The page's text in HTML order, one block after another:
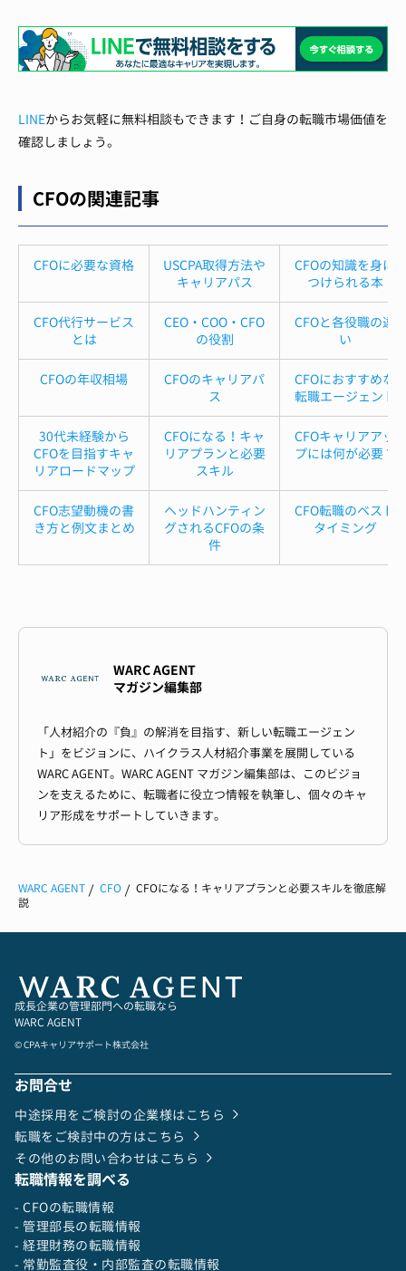
LINEからお気軽に無料相談もできます！ご自身の転職市場価値を
確認しましょう。
CFOの関連記事
CFOに必要な資格
USCPA取得方法や
キャリアパス
CFOの知識を身に
つけられる本
CFO代行サービス
とは
CEO・COO・CFO
の役割
CFOと各役職の違
い
CFOの年収相場
CFOのキャリアパ
ス
CFOにおすすめな
転職エージェント
30代未経験から
CFOを目指すキャ
リアロードマップ
CFOになる！キャ
リアプランと必要
スキル
CFOキャリアアッ
プには何が必要？
CFO志望動機の書
き方と例文まとめ
ヘッドハンティン
グされるCFOの条
件
CFO転職のベスト
タイミング
WARC AGENT
マガジン編集部
「人材紹介の『負』の解消を目指す、新しい転職エージェン
ト」をビジョンに、ハイクラス人材紹介事業を展開している
WARC AGENT。WARC AGENT マガジン編集部は、このビジョ
ンを支えるために、転職者に役立つ情報を執筆し、個々のキャ
リア形成をサポートしていきます。
WARC AGENT CFO
CFOになる！キャリアプランと必要スキルを徹底解
説
成長企業の管理部門への転職なら
WARC AGENT
© CPAキャリアサポート株式会社
お問合せ
中途採用をご検討の企業様はこちら
転職をご検討中の方はこちら
その他のお問い合わせはこちら
転職情報を調べる
- CFOの転職情報
- 管理部長の転職情報
- 経理財務の転職情報
- 常勤監査役・内部監査の転職情報